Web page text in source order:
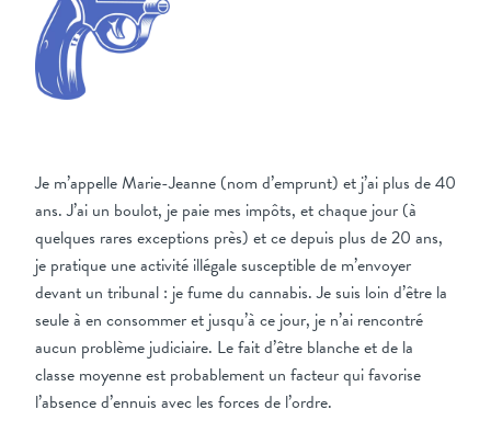
Je m’appelle Marie-Jeanne (nom d’emprunt) et j’ai plus de 40
ans. J’ai un boulot, je paie mes impôts, et chaque jour (à
quelques rares exceptions près) et ce depuis plus de 20 ans,
je pratique une activité illégale susceptible de m’envoyer
devant un tribunal : je fume du cannabis. Je suis loin d’être la
seule à en consommer et jusqu’à ce jour, je n’ai rencontré
aucun problème judiciaire. Le fait d’être blanche et de la
classe moyenne est probablement un facteur qui favorise
l’absence d’ennuis avec les forces de l’ordre.